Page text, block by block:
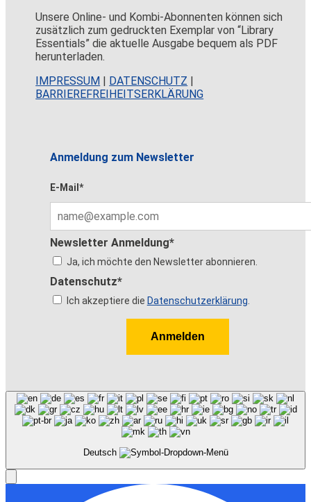
Unsere Online- und Kombi-Abonnenten können sich
zusätzlich zum gedruckten Exemplar von “Library
Essentials” die aktuelle Ausgabe bequem als PDF
herunterladen.
IMPRESSUM | DATENSCHUTZ |
BARRIEREFREIHEITSERKLÄRUNG
Anmeldung zum Newsletter
E-Mail*
Newsletter Anmeldung*
Ja, ich möchte den Newsletter abonnieren.
Datenschutz*
Ich akzeptiere die Datenschutzerklärung
Anmelden
Deutsch